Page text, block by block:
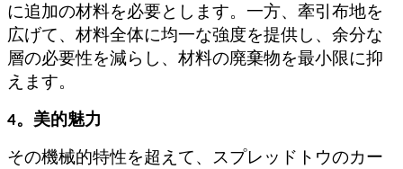
に追加の材料を必要とします。一方、牽引布地を
広げて、材料全体に均一な強度を提供し、余分な
層の必要性を減らし、材料の廃棄物を最小限に抑
えます。
4。美的魅力
その機械的特性を超えて、スプレッドトウのカー